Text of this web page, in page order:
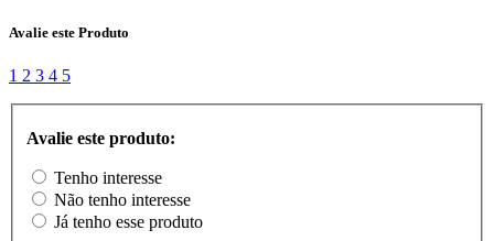
Avalie este Produto
1 2 3 4 5
Avalie este produto:
Tenho interesse
Não tenho interesse
Já tenho esse produto